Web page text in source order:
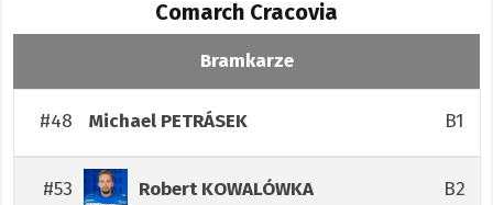
Comarch Cracovia
Bramkarze
#48 Michael PETRÁSEK B1
#53 RobertKOWALÓWKA B2